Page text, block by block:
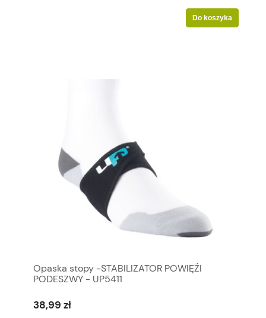
Do koszyka
Opaska stopy -STABILIZATOR POWIĘŹI
PODESZWY - UP5411
38,99 zł